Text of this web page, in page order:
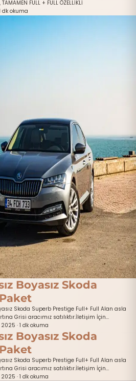
FULL + FULL ÖZELLİKLİ
dk okuma
Boyasız Skoda
Skoda Superb Prestige Full+ Full Alan asla
Grisi aracımız satılıktır.İletişim İçin...
2025 · 1 dk okuma
Boyasız Skoda
Skoda Superb Prestige Full+ Full Alan asla
Grisi aracımız satılıktır.İletişim İçin...
2025 · 1 dk okuma